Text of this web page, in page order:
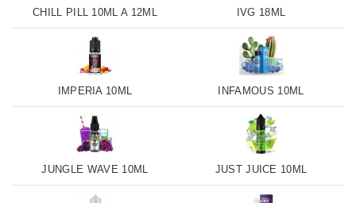
CHILL PILL 10ML A 12ML IVG 18ML
IMPERIA 10ML INFAMOUS 10ML
JUNGLE WAVE 10ML JUST JUICE 10ML